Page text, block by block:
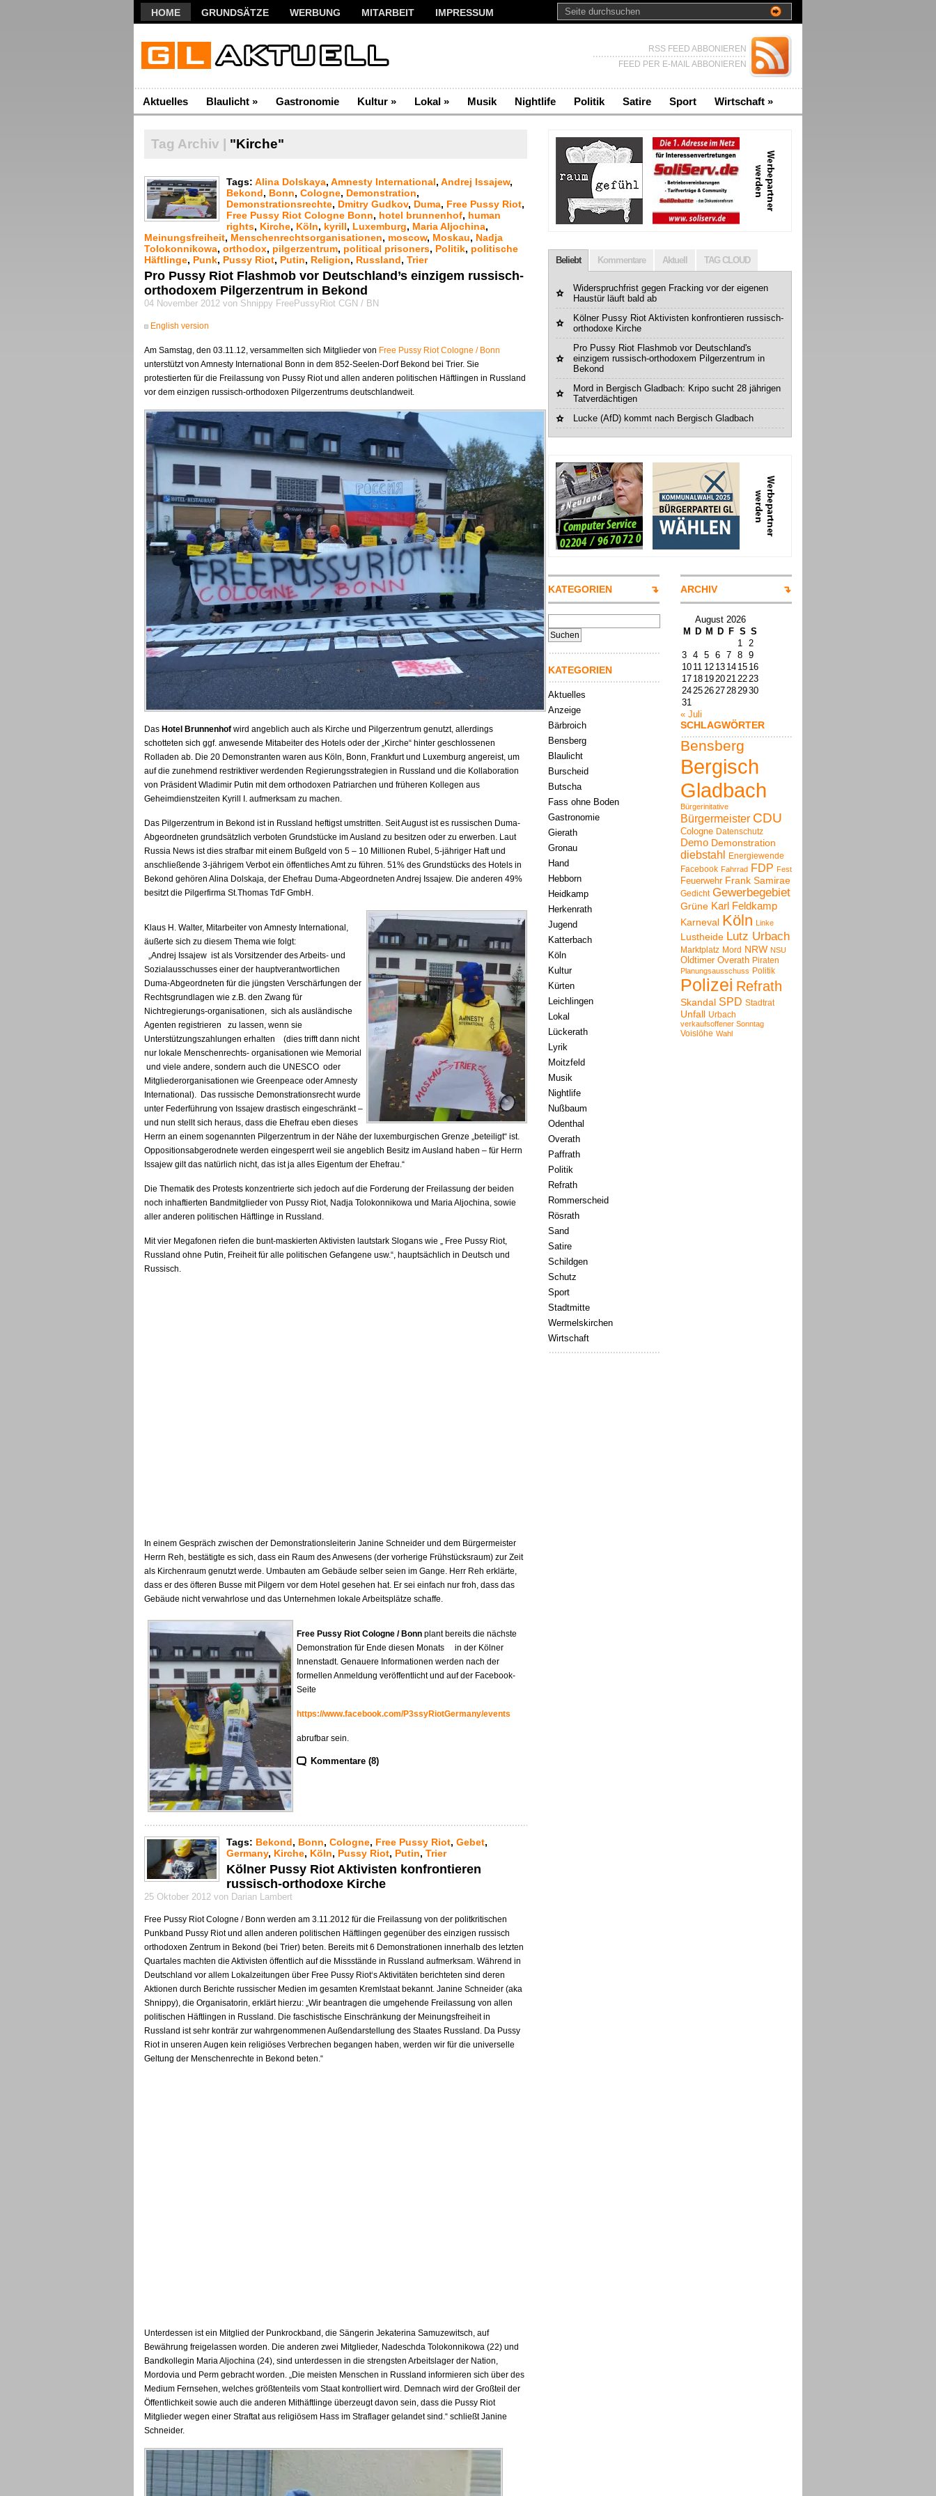
HOME GRUNDSÄTZE WERBUNG MITARBEIT IMPRESSUM
RSS FEED ABBONIEREN
FEED PER E-MAIL ABBONIEREN
Aktuelles Blaulicht » Gastronomie Kultur » Lokal » Musik Nightlife Politik Satire Sport Wirtschaft »
Tag Archiv | "Kirche"
Tags: Alina Dolskaya, Amnesty International, Andrej Issajew,
Bekond, Bonn, Cologne, Demonstration,
Demonstrationsrechte, Dmitry Gudkov, Duma, Free Pussy Riot,
Free Pussy Riot Cologne Bonn, hotel brunnenhof, human
rights, Kirche, Köln, kyrill, Luxemburg, Maria Aljochina,
Meinungsfreiheit, Menschenrechtsorganisationen, moscow, Moskau, Nadja
Tolokonnikowa, orthodox, pilgerzentrum, political prisoners, Politik, politische
Häftlinge, Punk, Pussy Riot, Putin, Religion, Russland, Trier
Pro Pussy Riot Flashmob vor Deutschland’s einzigem russisch-
orthodoxem Pilgerzentrum in Bekond
04 November 2012 von Shnippy FreePussyRiot CGN / BN
English version
Am Samstag, den 03.11.12, versammelten sich Mitglieder von Free Pussy Riot Cologne / Bonn
unterstützt von Amnesty International Bonn in dem 852-Seelen-Dorf Bekond bei Trier. Sie
protestierten für die Freilassung von Pussy Riot und allen anderen politischen Häftlingen in Russland
vor dem einzigen russisch-orthodoxen Pilgerzentrums deutschlandweit.
Das Hotel Brunnenhof wird angeblich auch als Kirche und Pilgerzentrum genutzt, allerdings
schotteten sich ggf. anwesende Mitabeiter des Hotels oder der „Kirche“ hinter geschlossenen
Rolladen ab. Die 20 Demonstranten waren aus Köln, Bonn, Frankfurt und Luxemburg angereist, um
auf die zunehmend restriktiver werdenden Regierungsstrategien in Russland und die Kollaboration
von Präsident Wladimir Putin mit dem orthodoxen Patriarchen und früheren Kollegen aus
Geheimdienstzeiten Kyrill I. aufmerksam zu machen.
Das Pilgerzentrum in Bekond ist in Russland heftigst umstritten. Seit August ist es russischen Duma-
Abgeordneten grundsätzlich verboten Grundstücke im Ausland zu besitzen oder zu erwerben. Laut
Russia News ist dies strafbar mit einem Bußgeld von 5 – 10 Millionen Rubel, 5-jähriger Haft und
anschließende 3-jährigem Verbot ein öffentliches Amt zu führen. 51% des Grundstücks des Hotels in
Bekond gehören Alina Dolskaja, der Ehefrau Duma-Abgeordneten Andrej Issajew. Die anderen 49%
besitzt die Pilgerfirma St.Thomas TdF GmbH.
Klaus H. Walter, Mitarbeiter von Amnesty International,
äußerte sich zu diesem Thema wie folgt:
„Andrej Issajew ist als Vorsitzender des Arbeits- und
Sozialausschusses einer der hauptverantwortlichen
Duma-Abgeordneten für die jüngsten Verschärfungen der
Rechtsgrundlagen wie z.B. den Zwang für
Nichtregierungs-organisationen, sich als ausländische
Agenten registrieren zu lassen, wenn sie
Unterstützungszahlungen erhalten (dies trifft dann nicht
nur lokale Menschenrechts- organisationen wie Memorial
und viele andere, sondern auch die UNESCO oder
Mitgliederorganisationen wie Greenpeace oder Amnesty
International). Das russische Demonstrationsrecht wurde
unter Federführung von Issajew drastisch eingeschränkt –
und nun stellt sich heraus, dass die Ehefrau eben dieses
Herrn an einem sogenannten Pilgerzentrum in der Nähe der luxemburgischen Grenze „beteiligt“ ist.
Oppositionsabgerodnete werden eingesperrt weil sie angeblich Besitz im Ausland haben – für Herrn
Issajew gilt das natürlich nicht, das ist ja alles Eigentum der Ehefrau.“
Die Thematik des Protests konzentrierte sich jedoch auf die Forderung der Freilassung der beiden
noch inhaftierten Bandmitglieder von Pussy Riot, Nadja Tolokonnikowa und Maria Aljochina, sowie
aller anderen politischen Häftlinge in Russland.
Mit vier Megafonen riefen die bunt-maskierten Aktivisten lautstark Slogans wie „ Free Pussy Riot,
Russland ohne Putin, Freiheit für alle politischen Gefangene usw.“, hauptsächlich in Deutsch und
Russisch.
In einem Gespräch zwischen der Demonstrationsleiterin Janine Schneider und dem Bürgermeister
Herrn Reh, bestätigte es sich, dass ein Raum des Anwesens (der vorherige Frühstücksraum) zur Zeit
als Kirchenraum genutzt werde. Umbauten am Gebäude selber seien im Gange. Herr Reh erklärte,
dass er des öfteren Busse mit Pilgern vor dem Hotel gesehen hat. Er sei einfach nur froh, dass das
Gebäude nicht verwahrlose und das Unternehmen lokale Arbeitsplätze schaffe.
Free Pussy Riot Cologne / Bonn plant bereits die nächste
Demonstration für Ende diesen Monats in der Kölner
Innenstadt. Genauere Informationen werden nach der
formellen Anmeldung veröffentlicht und auf der Facebook-
Seite
https://www.facebook.com/P3ssyRiotGermany/events
abrufbar sein.
Kommentare (8)
Tags: Bekond, Bonn, Cologne, Free Pussy Riot, Gebet,
Germany, Kirche, Köln, Pussy Riot, Putin, Trier
Kölner Pussy Riot Aktivisten konfrontieren
russisch-orthodoxe Kirche
25 Oktober 2012 von Darian Lambert
Free Pussy Riot Cologne / Bonn werden am 3.11.2012 für die Freilassung von der politkritischen
Punkband Pussy Riot und allen anderen politischen Häftlingen gegenüber des einzigen russisch
orthodoxen Zentrum in Bekond (bei Trier) beten. Bereits mit 6 Demonstrationen innerhalb des letzten
Quartales machten die Aktivisten öffentlich auf die Missstände in Russland aufmerksam. Während in
Deutschland vor allem Lokalzeitungen über Free Pussy Riot‘s Aktivitäten berichteten sind deren
Aktionen durch Berichte russischer Medien im gesamten Kremlstaat bekannt. Janine Schneider (aka
Shnippy), die Organisatorin, erklärt hierzu: „Wir beantragen die umgehende Freilassung von allen
politischen Häftlingen in Russland. Die faschistische Einschränkung der Meinungsfreiheit in
Russland ist sehr konträr zur wahrgenommenen Außendarstellung des Staates Russland. Da Pussy
Riot in unseren Augen kein religiöses Verbrechen begangen haben, werden wir für die universelle
Geltung der Menschenrechte in Bekond beten.“
Unterdessen ist ein Mitglied der Punkrockband, die Sängerin Jekaterina Samuzewitsch, auf
Bewährung freigelassen worden. Die anderen zwei Mitglieder, Nadeschda Tolokonnikowa (22) und
Bandkollegin Maria Aljochina (24), sind unterdessen in die strengsten Arbeitslager der Nation,
Mordovia und Perm gebracht worden. „Die meisten Menschen in Russland informieren sich über des
Medium Fernsehen, welches größtenteils vom Staat kontrolliert wird. Demnach wird der Großteil der
Öffentlichkeit sowie auch die anderen Mithäftlinge überzeugt davon sein, dass die Pussy Riot
Mitglieder wegen einer Straftat aus religiösem Hass im Straflager gelandet sind.“ schließt Janine
Schneider.
Beliebt Kommentare Aktuell TAG CLOUD
Widerspruchfrist gegen Fracking vor der eigenen
Haustür läuft bald ab
Kölner Pussy Riot Aktivisten konfrontieren russisch-
orthodoxe Kirche
Pro Pussy Riot Flashmob vor Deutschland's
einzigem russisch-orthodoxem Pilgerzentrum in
Bekond
Mord in Bergisch Gladbach: Kripo sucht 28 jährigen
Tatverdächtigen
Lucke (AfD) kommt nach Bergisch Gladbach
KATEGORIEN
nach:
KATEGORIEN
Aktuelles
Anzeige
Bärbroich
Bensberg
Blaulicht
Burscheid
Butscha
Fass ohne Boden
Gastronomie
Gierath
Gronau
Hand
Hebborn
Heidkamp
Herkenrath
Jugend
Katterbach
Köln
Kultur
Kürten
Leichlingen
Lokal
Lückerath
Lyrik
Moitzfeld
Musik
Nightlife
Nußbaum
Odenthal
Overath
Paffrath
Politik
Refrath
Rommerscheid
Rösrath
Sand
Satire
Schildgen
Schutz
Sport
Stadtmitte
Wermelskirchen
Wirtschaft
ARCHIV
August 2026
M
D M D F S S
1 2
3 4 5 6 7 8 9
10 11 12 13 14 15 16
17 18 1920212223
24252627282930
31
« Juli
SCHLAGWÖRTER
Bensberg
Bergisch
Gladbach
Bürgerinitative
Bürgermeister CDU
Cologne Datenschutz
Demo Demonstration
diebstahl Energiewende
Facebook Fahrrad FDP Fest
Feuerwehr Frank Samirae
Gedicht Gewerbegebiet
Grüne Karl Feldkamp
Karneval Köln Linke
Lustheide Lutz Urbach
Marktplatz Mord NRW NSU
Oldtimer Overath Piraten
Planungsausschuss Politik
Polizei Refrath
Skandal SPD Stadtrat
Unfall Urbach
verkaufsoffener Sonntag
Voislöhe Wahl